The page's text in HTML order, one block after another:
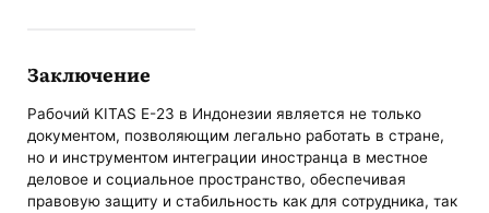
Заключение
Рабочий KITAS E-23 в Индонезии является не только
документом, позволяющим легально работать в стране,
но и инструментом интеграции иностранца в местное
деловое и социальное пространство, обеспечивая
правовую защиту и стабильность как для сотрудника, так